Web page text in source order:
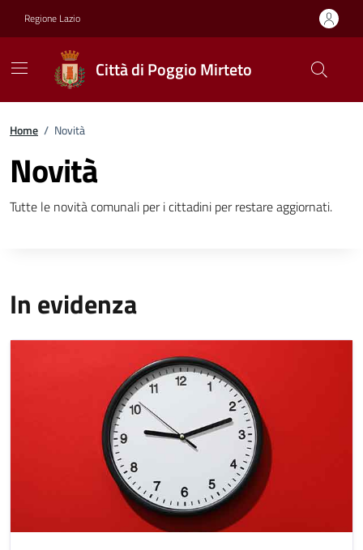
Regione Lazio
Città di Poggio Mirteto
Home / Novità
Novità
Tutte le novità comunali per i cittadini per restare aggiornati.
In evidenza